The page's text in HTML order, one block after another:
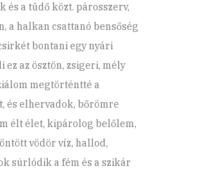
és a tüdő közt. párosszerv,
a halkan csattanó bensőség
bontani egy nyári
ez az ösztön, zsigeri, mély
megtörténtté a
és elhervadok, bőrömre
élt élet, kipárolog belőlem,
vödör víz, hallod,
súrlódik a fém és a szikár